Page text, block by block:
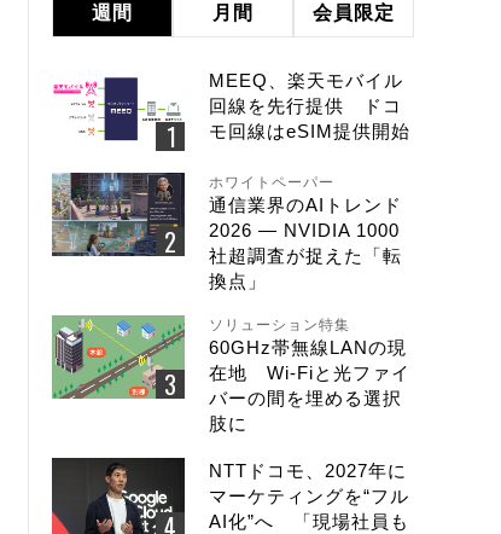
週間 月間 会員限定
MEEQ、楽天モバイル
回線を先行提供 ドコ
モ回線はeSIM提供開始
ホワイトペーパー
通信業界のAIトレンド
2026 ― NVIDIA 1000
社超調査が捉えた「転
換点」
ソリューション特集
60GHz帯無線LANの現
在地 Wi-Fiと光ファイ
バーの間を埋める選択
肢に
NTTドコモ、2027年に
マーケティングを“フル
AI化”へ 「現場社員も